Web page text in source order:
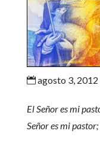
agosto 3, 2012
El Señor es mi
Señor es mi